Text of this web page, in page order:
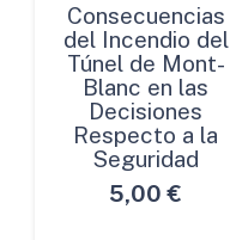
Consecuencias
del Incendio del
Túnel de Mont-
Blanc en las
Decisiones
Respecto a la
Seguridad
5,00 €